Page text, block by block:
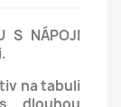
S NÁPOJI
na tabuli